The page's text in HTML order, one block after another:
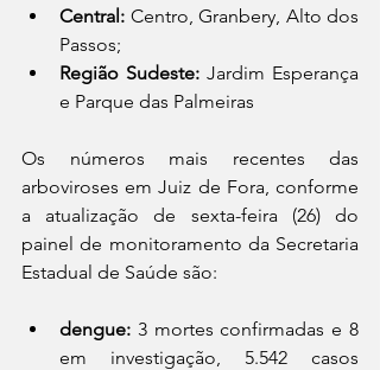
Central: Centro, Granbery, Alto dos
Passos;
Região Sudeste: Jardim Esperança
e Parque das Palmeiras
Os números mais recentes das
arboviroses em Juiz de Fora, conforme
a atualização de sexta-feira (26) do
painel de monitoramento da Secretaria
Estadual de Saúde são:
dengue: 3 mortes confirmadas e 8
em investigação, 5.542 casos